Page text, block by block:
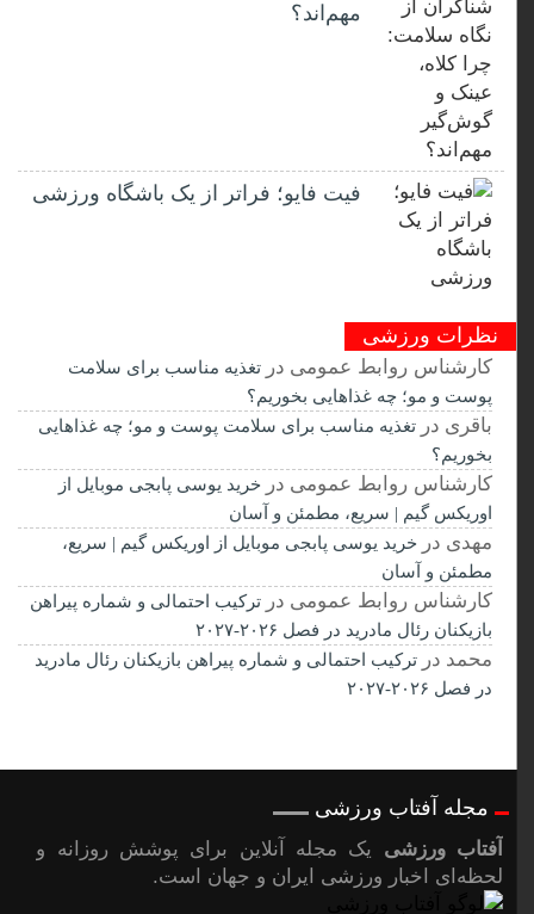
مهم‌اند؟
فیت ‌فایو؛ فراتر از یک باشگاه ورزشی
نظرات ورزشی
کارشناس روابط عمومیدرتغذیه مناسب برای سلامت
پوست و مو؛ چه غذاهایی بخوریم؟
باقری درتغذیه مناسب برای سلامت پوست و مو؛ چه غذاهایی
بخوریم؟
کارشناس روابط عمومیدرخرید یوسی پابجی موبایل از
اوریکس گیم | سریع، مطمئن و آسان
مهدیدرخرید یوسی پابجی موبایل از اوریکس گیم | سریع،
مطمئن و آسان
کارشناس روابط عمومیدرترکیب احتمالی و شماره پیراهن
بازیکنان رئال مادرید در فصل ۲۰۲۶-۲۰۲۷
محمددرترکیب احتمالی و شماره پیراهن بازیکنان رئال مادرید
در فصل ۲۰۲۶-۲۰۲۷
مجله آفتاب ورزشی
آفتاب ورزشییک مجله آنلاین برای پوشش روزانه و
لحظه‌ای اخبار ورزشی ایران و جهان است.